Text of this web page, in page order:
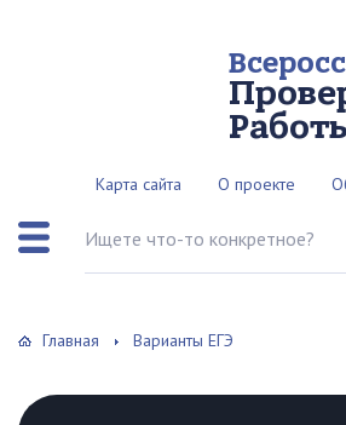
Карта сайта О проекте
Поиск по сайту
Главная Варианты ЕГЭ